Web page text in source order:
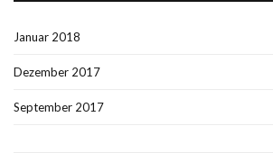
Januar 2018
Dezember 2017
September 2017